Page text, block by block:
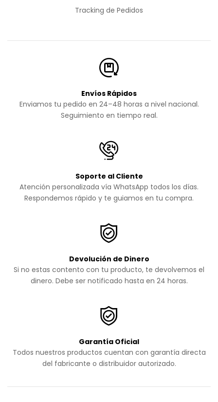
Tracking de Pedidos
Envíos Rápidos
Enviamos tu pedido en 24–48 horas a nivel nacional.
Seguimiento en tiempo real.
Soporte al Cliente
Atención personalizada vía WhatsApp todos los días.
Respondemos rápido y te guiamos en tu compra.
Devolución de Dinero
Si no estas contento con tu producto, te devolvemos el
dinero. Debe ser notificado hasta en 24 horas.
Garantía Oficial
Todos nuestros productos cuentan con garantía directa
del fabricante o distribuidor autorizado.